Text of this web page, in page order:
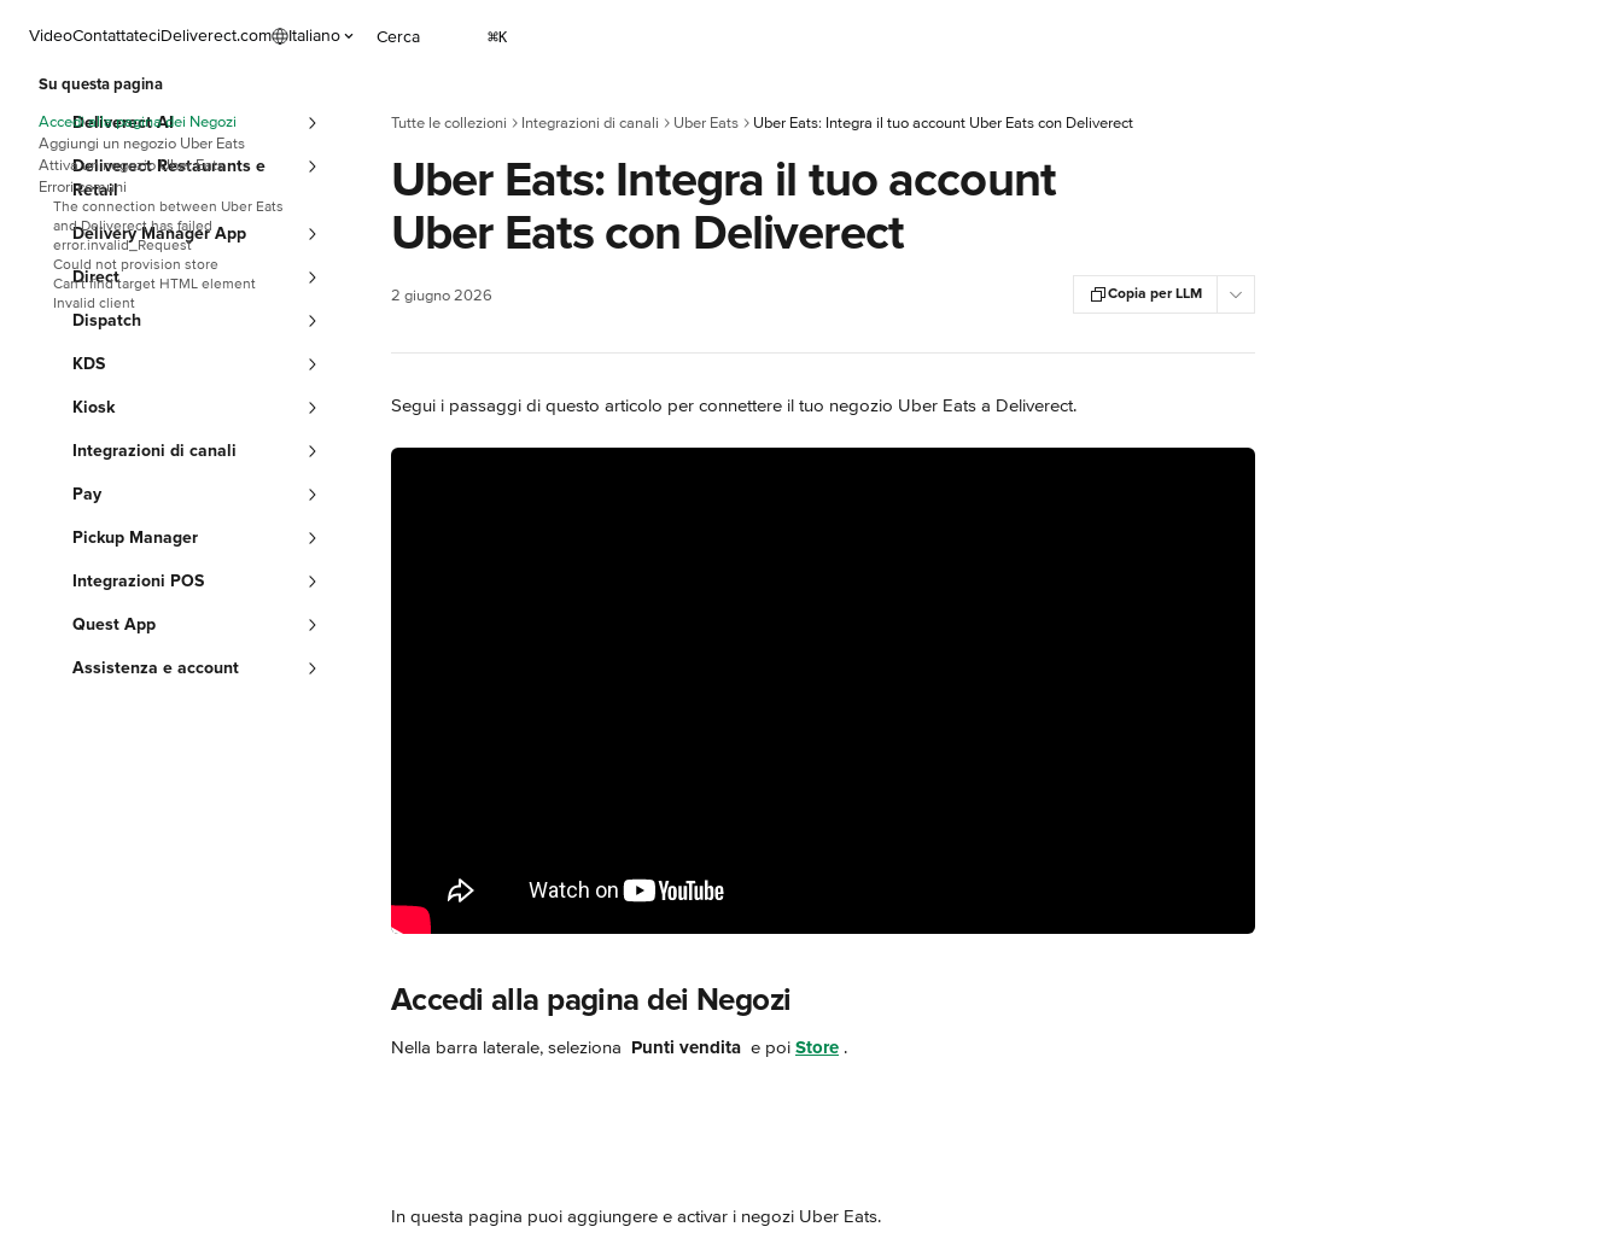
VideoContattateciDeliverect.com Italiano Cerca ⌘K
Deliverect AI
Deliverect Restaurants e
Retail
Delivery Manager App
Direct
Dispatch
KDS
Kiosk
Integrazioni di canali
Pay
Pickup Manager
Integrazioni POS
Quest App
Assistenza e account
Tutte le collezioni Integrazioni di canali Uber Eats Uber Eats: Integra il tuo account Uber Eats con Deliverect
Uber Eats: Integra il tuo account
Uber Eats con Deliverect
2 giugno 2026 Copia per LLM
Segui i passaggi di questo articolo per connettere il tuo negozio Uber Eats a Deliverect.
Accedi alla pagina dei Negozi
Nella barra laterale, seleziona Punti vendita e poi Store .
In questa pagina puoi aggiungere e activar i negozi Uber Eats.
Su questa pagina
Accedi alla pagina dei Negozi
Aggiungi un negozio Uber Eats
Attiva un negozio Uber Eats
Errori comuni
The connection between Uber Eats
and Deliverect has failed
error.invalid_Request
Could not provision store
Can't find target HTML element
Invalid client